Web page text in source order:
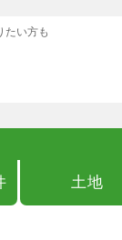
たい方も
土地